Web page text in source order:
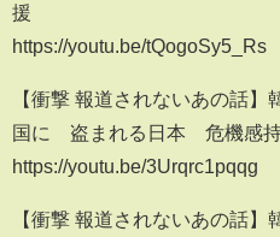
援
https://youtu.be/tQogoSy5_Rs
【衝撃 報道されないあの話
国に 盗まれる日本 危機感
https://youtu.be/3Urqrc1pqqg
【衝撃 報道されないあの話